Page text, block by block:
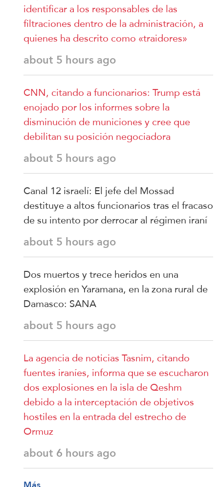
identificar a los responsables de las
filtraciones dentro de la administración, a
quienes ha descrito como «traidores»
about 5 hours ago
CNN, citando a funcionarios: Trump está
enojado por los informes sobre la
disminución de municiones y cree que
debilitan su posición negociadora
about 5 hours ago
Canal 12 israelí: El jefe del Mossad
destituye a altos funcionarios tras el fracaso
de su intento por derrocar al régimen iraní
about 5 hours ago
Dos muertos y trece heridos en una
explosión en Yaramana, en la zona rural de
Damasco: SANA
about 5 hours ago
La agencia de noticias Tasnim, citando
fuentes iraníes, informa que se escucharon
dos explosiones en la isla de Qeshm
debido a la interceptación de objetivos
hostiles en la entrada del estrecho de
Ormuz
about 6 hours ago